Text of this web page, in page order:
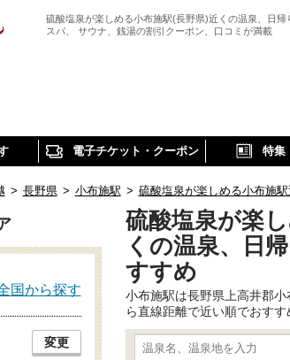
硫酸塩泉が楽しめる小布施駅(長野県)近くの温泉、日帰
スパ、 サウナ、銭湯の割引クーポン、口コミが満載
電子チケット・クーポン 特集
> 長野県 > 小布施駅 > 硫酸塩泉が楽しめる小布施
硫酸塩泉が楽
くの温泉、日
すすめ
小布施駅は長野県上高井郡
ら直線距離で近い順でおす
国から探す
変更